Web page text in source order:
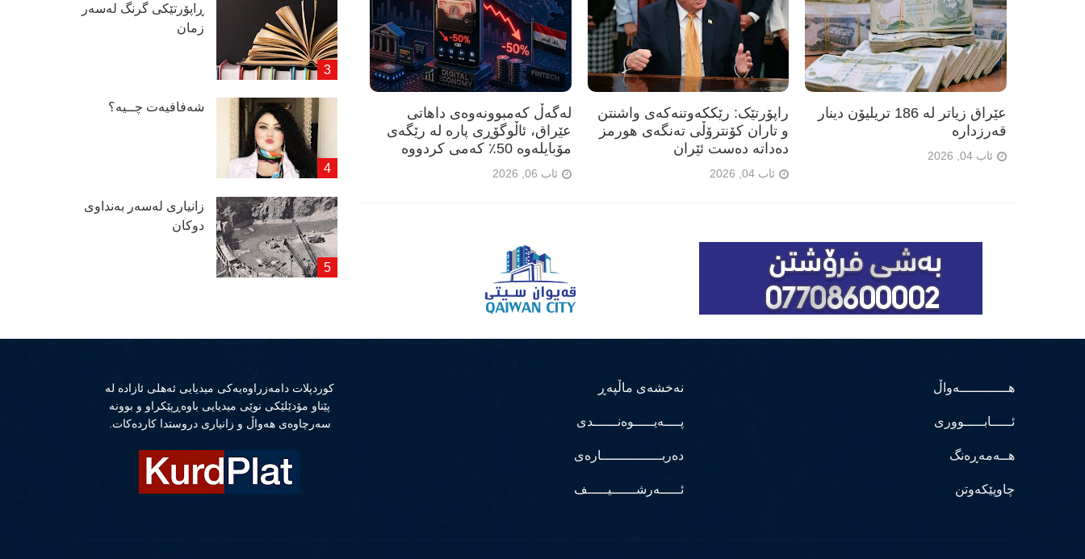
لەگەڵ کەمبوونەوەی داهاتی
عێراق، ئاڵوگۆڕی پارە لە رێگەی
مۆبایلەوە 50٪ کەمی کردووە
ئاب 06, 2026
راپۆرتێک: رێککەوتنەکەی واشنتن
و تاران کۆنترۆڵی تەنگەی هورمز
دەداتە دەست ئێران
ئاب 04, 2026
عێراق زیاتر لە 186 تریلیۆن دینار
قەرزدارە
ئاب 04, 2026
ڕاپۆرتێكی گرنگ لەسەر
زمان
شەفافیەت چــیە؟
زانیاری لەسەر بەنداوی
دوكان
هــــــــــــەواڵ
ئـــــابـــــووری
هــەمەڕەنگ
چاوپێکەوتن
نەخشەی ماڵپەڕ
پــــەیـــــوەنــــــدی
دەربـــــــــــــــارەی
ئـــــەرشــــــیـــــف
كوردپلات دامەزراوەیەكی میدیایی ئەهلی ئازادە لە
پێناو مۆدێلێكی نوێی میدیایی باوەڕپێكراو و بوونە
سەرچاوەی هەواڵ و زانیاری دروستدا كاردەكات.